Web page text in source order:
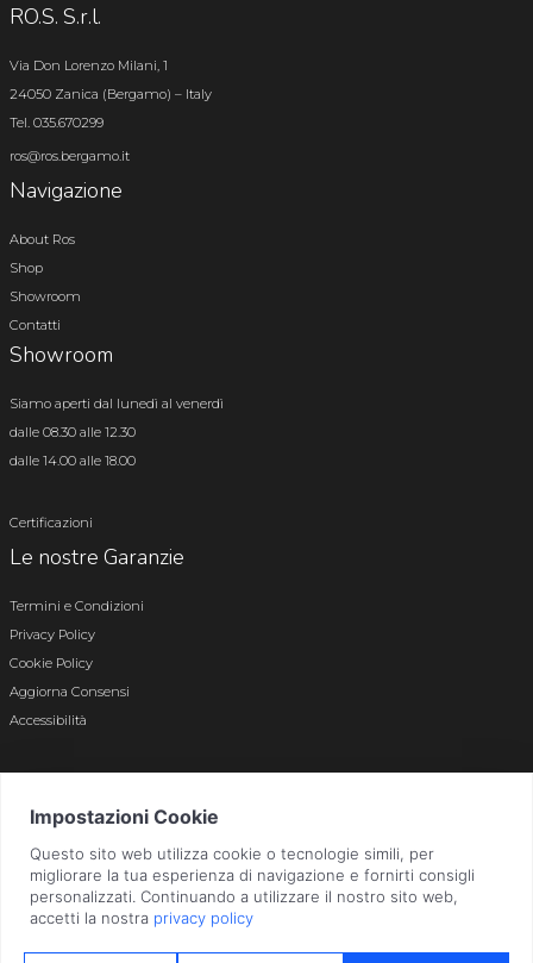
RO.S. S.r.l.
Via Don Lorenzo Milani, 1
24050 Zanica (Bergamo) – Italy
Tel. 035.670299
ros@ros.bergamo.it
Navigazione
About Ros
Shop
Showroom
Contatti
Showroom
Siamo aperti dal lunedì al venerdì
dalle 08.30 alle 12.30
dalle 14.00 alle 18.00
Certificazioni
Le nostre Garanzie
Termini e Condizioni
Privacy Policy
Cookie Policy
Aggiorna Consensi
Accessibilità
Bergamo n. 01496180165 · Capitale Sociale i.v. € 800.000,00